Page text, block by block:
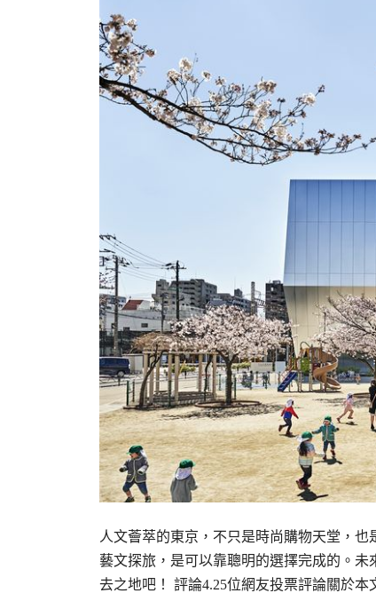
人文薈萃的東京，不只是時尚購物天堂，
藝文探旅，是可以靠聰明的選擇完成的。
去之地吧！ 評論4.25位網友投票評論關於